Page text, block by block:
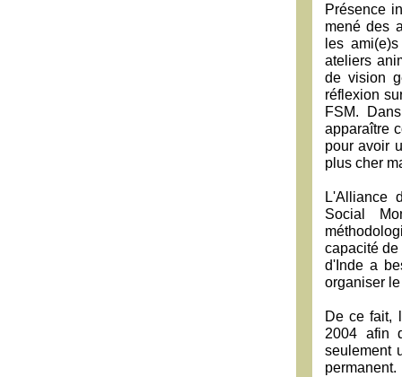
Présence
mené des
les
ateliers
de vision
réflexion
FSM.
apparaître
pour avoir
plus cher
L'Alliance
Social
capacité
d'Inde a
organiser
De ce fait,
2004 afin
seulement
permanent.